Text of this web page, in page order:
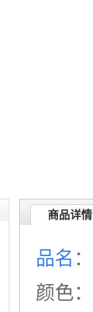
商品详情
品名 ：
颜色：